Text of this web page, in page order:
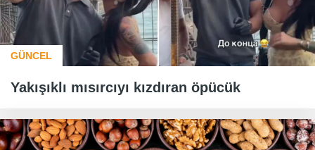
GÜNCEL
Yakışıklı mısırcıyı kızdıran öpücük